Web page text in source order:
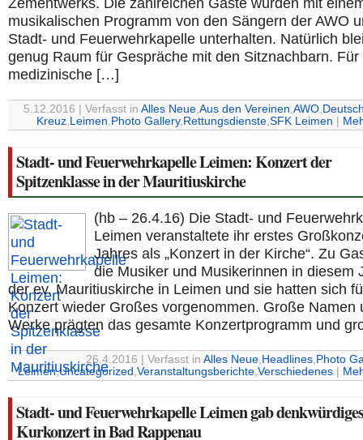
Zementwerks. Die zahlreichen Gäste wurden mit
musikalischen Programm von den Sängern der AWO
Stadt- und Feuerwehrkapelle unterhalten. Natürlich
genug Raum für Gespräche mit den Sitznachbarn. Für
medizinische […]
5.12.2016 | Verfasst in Alles Neue,Aus den Vereinen,AWO,
Kreuz, Leimen, Photo Gallery, Rettungsdienste,SFK Leimen
Stadt- und Feuerwehrkapelle Leimen: Konzert der
Spitzenklasse in der Mauritiuskirche
(hb – 26.4.16) Die Stadt- und
Leimen veranstaltete ihr erstes
Jahres als „Konzert in der Kirche“. Zu
die Musiker und Musikerinnen in diesem
der ev. Mauritiuskirche in Leimen und sie hatten sich
Konzert wieder Großes vorgenommen. Große Namen
Werke prägten das gesamte Konzertprogramm und
26.4.2016 | Verfasst in Alles Neue, Headlines, Photo
Leimen,Uncategorized ,Veranstaltungsberichte,Verschiedenes
Stadt- und Feuerwehrkapelle Leimen gab denkwürdiges
Kurkonzert in Bad Rappenau